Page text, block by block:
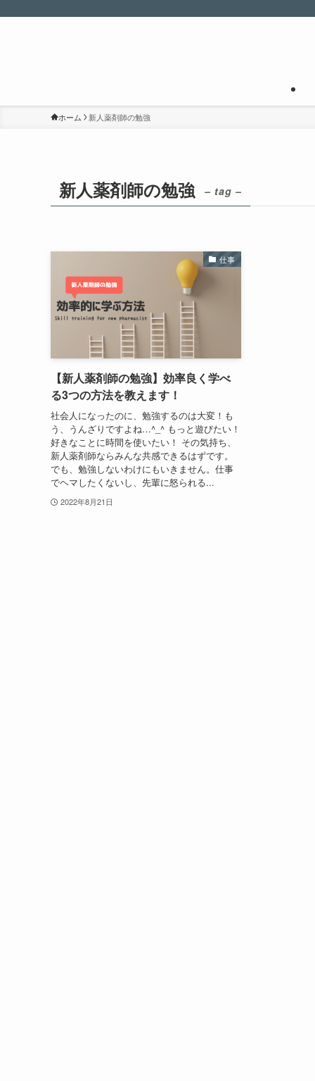
ホーム 新人薬剤師の勉強
新人薬剤師の勉強 – tag –
仕事
【新人薬剤師の勉強】効率良く学べ
る3つの方法を教えます！
社会人になったのに、勉強するのは大変！も
う、うんざりですよね…^_^ もっと遊びたい！
好きなことに時間を使いたい！ その気持ち、
新人薬剤師ならみんな共感できるはずです。
でも、勉強しないわけにもいきません。仕事
でヘマしたくないし、先輩に怒られる...
2022年8月21日